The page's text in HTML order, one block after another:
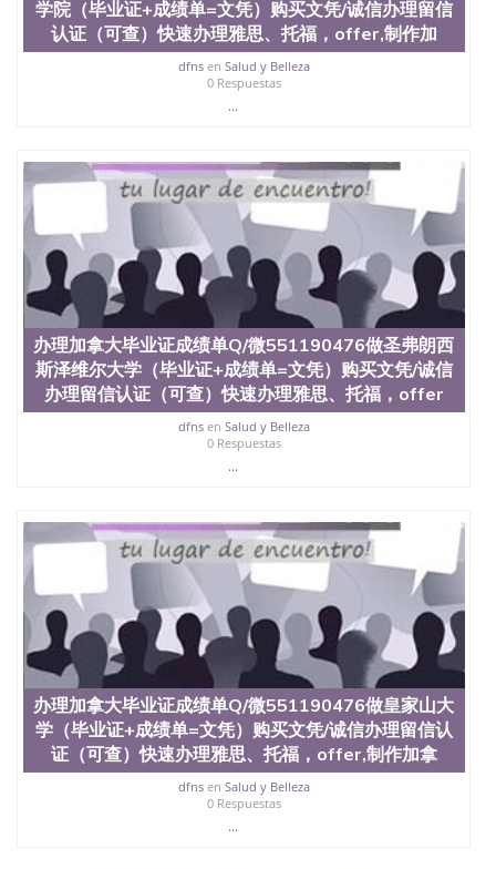
料； 5、等待结果，完成结果书留服直接邮寄给客户
6、客户确认收到结果，付余款。 我们对海外大学及
学院的毕业证成绩单所使用的材料，尺寸大小，防伪
结构（包括：水印，阴影底纹，钢印LOGO烫金烫
银，LOGO烫金烫银复合重叠。 文字图案浮雕，激光
海外学校留学中介， 同时能做到与时俱进，及时掌握
各大院校的（毕业证，成绩单，资格证，学生卡，结
业证，录取通知书，在读证明等相关材料）的版本更
新信息， 能够在时间掌握的海外学历文凭的样版，尺
寸大小，纸张材质，防伪技术等等，并在时间收集到
原版实物，以求达到客户的需求。 我们的优势： 我
们在保证合理定价的同时，坚持较高性价比，通过品
质和效率不断优化，为您倾情诠释什么是高性价比。
咨询顾问：Sam q/微信:551190476 Q/微
信:551190476办理毕业证成绩单、教育部认证,录取通
知书，雅思，留学回国证明.
公司专业制作、办理、仿制、成绩单文凭、改成绩、
教育部学历学位认证、毕业证、成绩单、文凭、学历
回国人员证明、留学生认证、学历认证、文凭认证学
位认证、留学生学历认证、留学生学位认证、英国文
凭学历、美国文凭学历、澳洲文凭学历、加拿大文凭
学历、新西兰学历认证等q:551190476 微信：
551190476 圣何塞州立大学毕业证（San Jose State
University）圣何塞州立大学毕业证（San Jose State
University）圣何塞州立大学毕业证（San Jose State
University）圣何塞州立大学成绩单（San Jose State
University）圣何塞州立大学成绩单（ San Jose State
University）圣何塞州立大学成绩单（San Jose State
University）成绩单圣何塞州立大学文凭（San Jose
State University）圣何塞州立大学（San Jose State
University）圣何塞州立大学（San Jose State
University）圣何塞州立大学（ San Jose State
University）圣何塞州立大学（San Jose State
学院（毕业证+成绩单=文凭）购买文凭/诚信办理留信
认证（可查）快速办理雅思、托福，offer,制作加
dfnsen Salud y Belleza
0 Respuestas
...
办理加拿大毕业证成绩单Q/微551190476做圣弗朗西
斯泽维尔大学（毕业证+成绩单=文凭）购买文凭/诚信
办理留信认证（可查）快速办理雅思、托福，offer
dfnsen Salud y Belleza
0 Respuestas
...
办理加拿大毕业证成绩单Q/微551190476做皇家山大
学（毕业证+成绩单=文凭）购买文凭/诚信办理留信认
证（可查）快速办理雅思、托福，offer,制作加拿
dfnsen Salud y Belleza
0 Respuestas
...